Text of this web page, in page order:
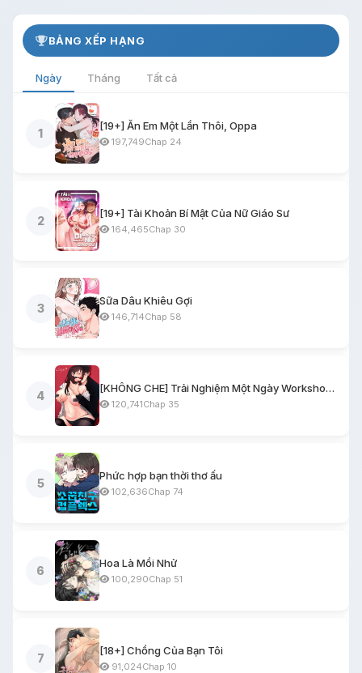
BẢNG XẾP HẠNG
Ngày Tháng Tất cả
1
[19+] Ăn Em Một Lần Thôi, Oppa
197,749Chap 24
2
[19+] Tài Khoản Bí Mật Của Nữ Giáo Sư
164,465Chap 30
3
Sữa Dâu Khiêu Gợi
146,714Chap 58
4
[KHÔNG CHE] Trải Nghiệm Một Ngày Workshop BDSM
120,741Chap 35
5
Phức hợp bạn thời thơ ấu
102,636Chap 74
6
Hoa Là Mồi Nhử
100,290Chap 51
7
[18+] Chồng Của Bạn Tôi
91,024Chap 10